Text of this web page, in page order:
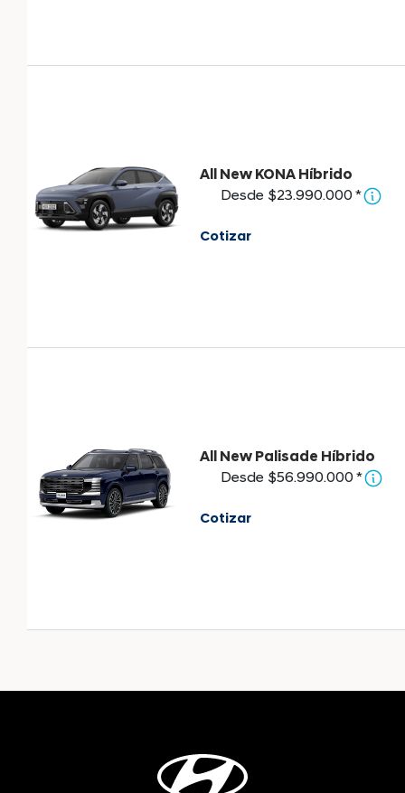
All New KONA Híbrido
Desde $23.990.000 *
Cotizar
All New Palisade Híbrido
Desde $56.990.000 *
Cotizar